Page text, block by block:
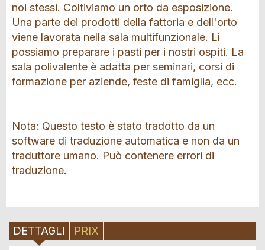
noi stessi. Coltiviamo un orto da esposizione.
Una parte dei prodotti della fattoria e dell'orto
viene lavorata nella sala multifunzionale. Lì
possiamo preparare i pasti per i nostri ospiti. La
sala polivalente è adatta per seminari, corsi di
formazione per aziende, feste di famiglia, ecc.
Nota: Questo testo è stato tradotto da un
software di traduzione automatica e non da un
traduttore umano. Può contenere errori di
traduzione.
DETTAGLI PRIX